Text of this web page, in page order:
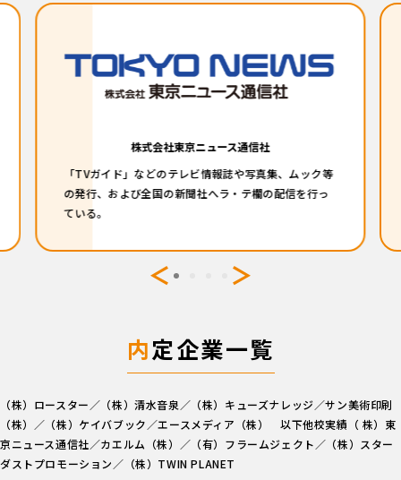
株式会社東京ニュース通信社
「TVガイド」などのテレビ情報誌や写真集、ムック等
の発行、および全国の新聞社へラ・テ欄の配信を行っ
ている。
内定企業一覧
（株）ロースター／（株）清水音泉／（株）キューズナレッジ／サン美術印刷
（株）／（株）ケイバブック／エースメディア（株） 以下他校実績（ 株）東
京ニュース通信社／カエルム（株）／（有）フラームジェクト／（株）スター
ダストプロモーション／（株）TWIN PLANET